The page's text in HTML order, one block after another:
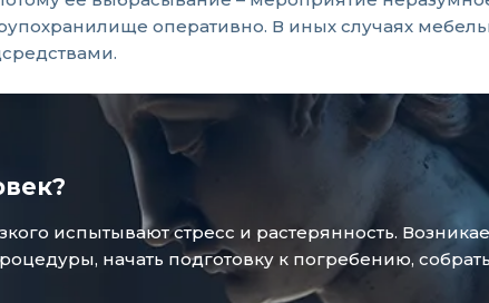
оперативно. В иных случаях
испытывают стресс и растерянность.
начать подготовку к погребению,